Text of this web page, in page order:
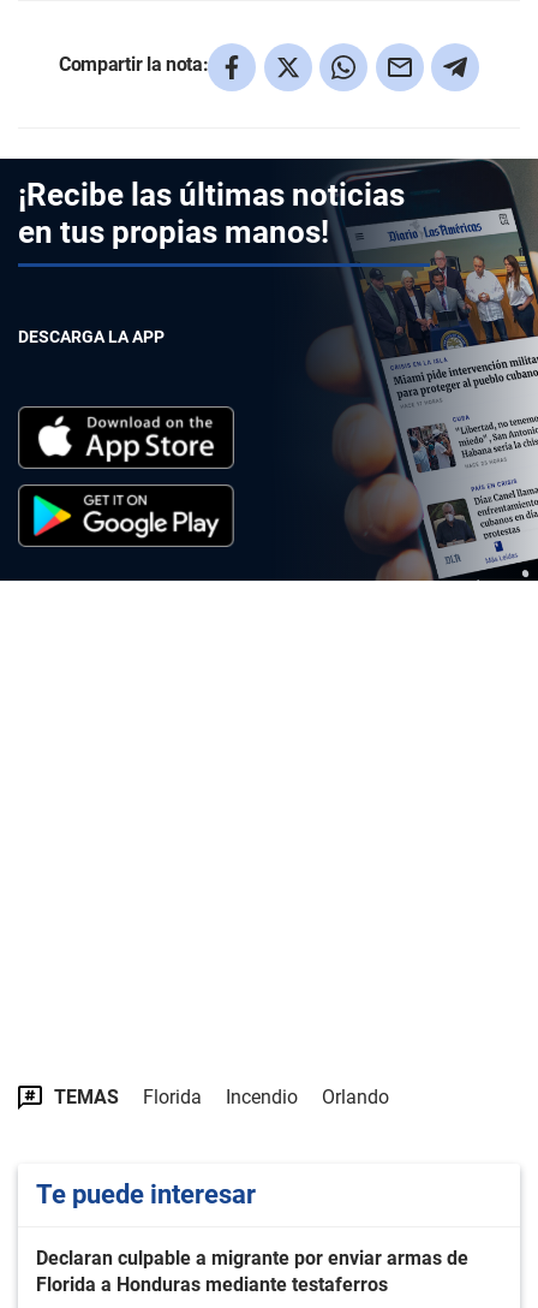
Compartir la nota:
¡Recibe las últimas noticias
en tus propias manos!
DESCARGA LA APP
TEMAS Florida Incendio Orlando
Te puede interesar
Declaran culpable a migrante por enviar armas de
Florida a Honduras mediante testaferros